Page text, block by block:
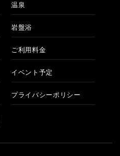
温泉
岩盤浴
ご利用料金
イベント予定
プライバシーポリシー